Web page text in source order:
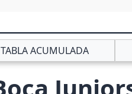
TABLA ACUMULADA